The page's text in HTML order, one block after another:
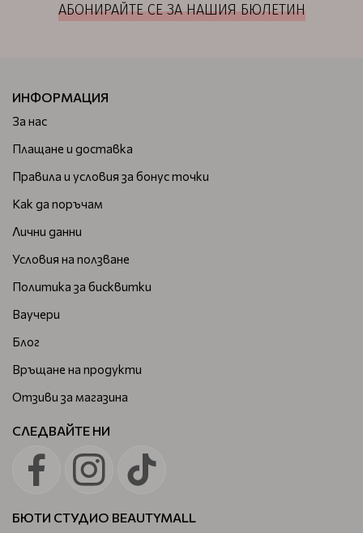
АБОНИРАЙТЕ СЕ ЗА НАШИЯ БЮЛЕТИН
ИНФОРМАЦИЯ
За нас
Плащане и доставка
Правила и условия за бонус точки
Как да поръчам
Лични данни
Условия на ползване
Политика за бисквитки
Ваучери
Блог
Връщане на продукти
Отзиви за магазина
СЛЕДВАЙТЕ НИ
БЮТИ СТУДИО BEAUTYMALL